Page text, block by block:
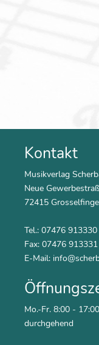
Kontakt
Musikverlag
Neue
72415
Tel.: 07476 913330
Fax: 07476 913331
E-Mail:
Mo.-Fr. 8:00 -
durchgehend